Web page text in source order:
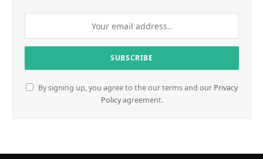
By signing up, you agree to the our terms and our Privacy
Policyagreement.